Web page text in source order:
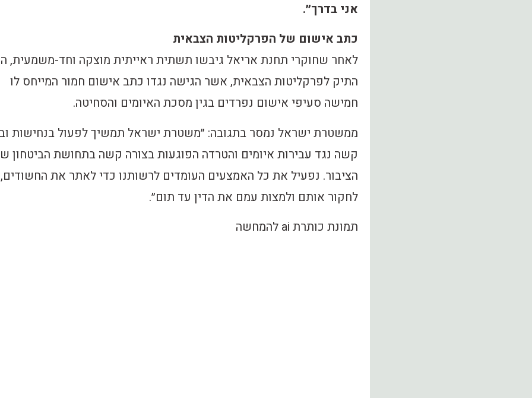
אני בדרך״.
כתב אישום של הפרקליטות הצבאית
לאחר שחוקרי תחנת אריאל גיבשו תשתית ראייתית מוצקה וחד-משמעית,
התיק לפרקליטות הצבאית, אשר הגישה נגדו כתב אישום חמור המייחס לו
חמישה סעיפי אישום נפרדים בגין מסכת האיומים והסחיטה.
ממשטרת ישראל נמסר בתגובה: ״משטרת ישראל תמשיך לפעול בנחישות
קשה נגד עבירות איומים והטרדה הפוגעות בצורה קשה בתחושת הביטחון
הציבור. נפעיל את כל האמצעים העומדים לרשותנו כדי לאתר את החשודים,
לחקור אותם ולמצות עמם את הדין עד תום״.
תמונת כותרת ai להמחשה